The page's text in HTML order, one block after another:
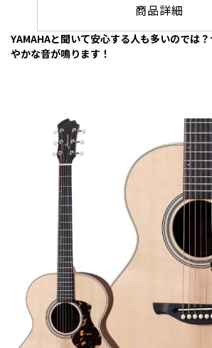
商品詳細
YAMAHAと聞いて安心する人も多いのでは
やかな音が鳴ります！